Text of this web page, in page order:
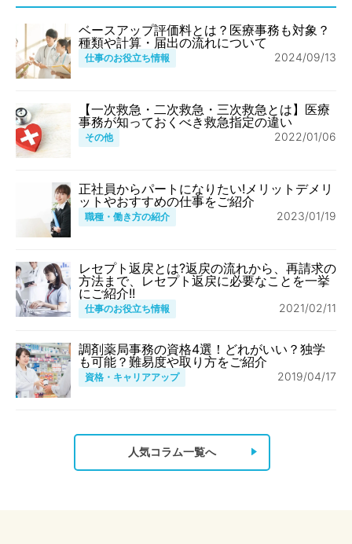
ベースアップ評価料とは？医療事務も対象？
種類や計算・届出の流れについて
仕事のお役立ち情報 2024/09/13
【一次救急・二次救急・三次救急とは】医療
事務が知っておくべき救急指定の違い
その他 2022/01/06
正社員からパートになりたい!メリットデメリ
ットやおすすめの仕事をご紹介
職種・働き方の紹介 2023/01/19
レセプト返戻とは?返戻の流れから、再請求の
方法まで、レセプト返戻に必要なことを一挙
にご紹介!!
仕事のお役立ち情報 2021/02/11
調剤薬局事務の資格4選！どれがいい？独学
も可能？難易度や取り方をご紹介
資格・キャリアアップ 2019/04/17
人気コラム一覧へ